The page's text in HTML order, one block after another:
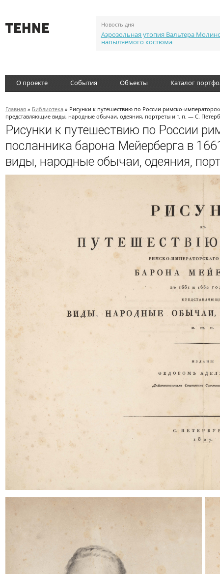
Новость дня
Аэрозольная утопия Вальтера
напыляемого костюма
О проекте События Объекты Каталог
Главная » Библиотека » Рисунки к путешествию по России римско-
представляющие виды, народные обычаи, одеяния, портреты и т. п. — С.
Рисунки к путешествию по России
посланника барона Мейерберга в
виды, народные обычаи, одеяния,